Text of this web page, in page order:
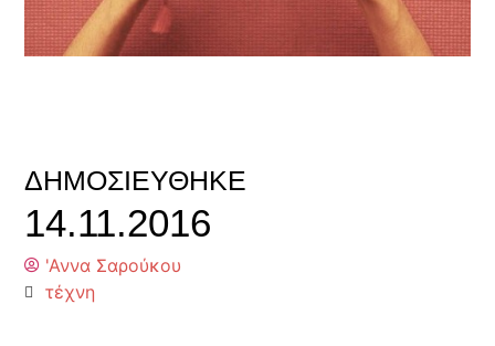
ΔΗΜΟΣΙΕΎΘΗΚΕ
14.11.2016
'Αννα Σαρούκου
τέχνη